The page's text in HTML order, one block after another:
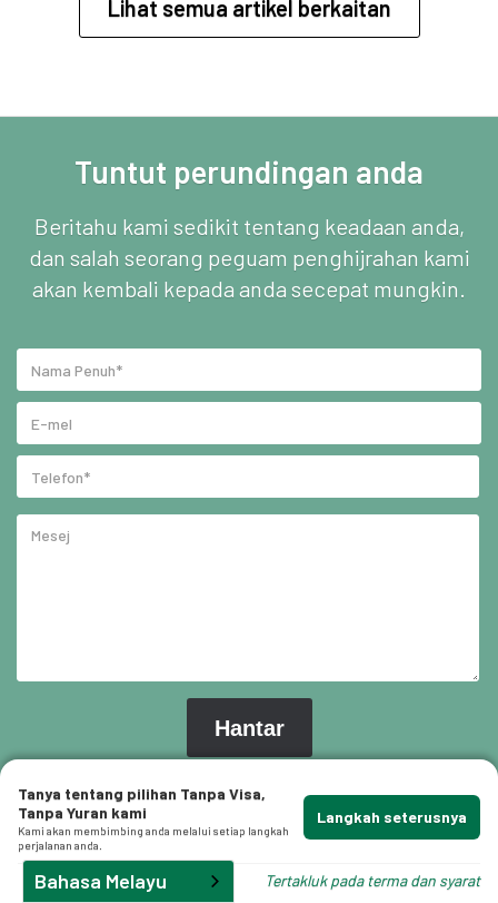
Lihat semua artikel berkaitan
Tuntut perundingan anda
Beritahu kami sedikit tentang keadaan anda,
dan salah seorang peguam penghijrahan kami
akan kembali kepada anda secepat mungkin.
Tanya tentang pilihan Tanpa Visa,
Tanpa Yuran kami
Kami akan membimbing anda melalui setiap langkah
perjalanan anda.
Langkah seterusnya
Tertakluk pada terma dan syarat
Bahasa Melayu